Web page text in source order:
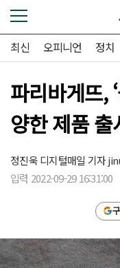
최신 오피니언 정치
파리바게뜨,
양한 제품 출
정진욱 디지털매일 기자
입력 2022-09-29 16:31:00